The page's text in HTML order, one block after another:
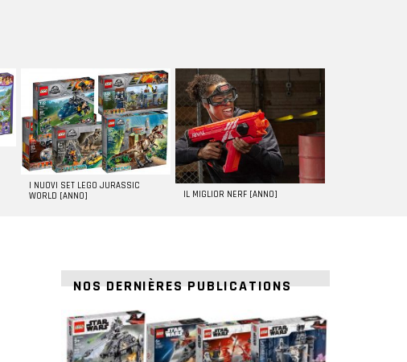
I NUOVI SET LEGO JURASSIC
WORLD [ANNO]
IL MIGLIOR NERF [ANNO]
NOS DERNIÈRES PUBLICATIONS